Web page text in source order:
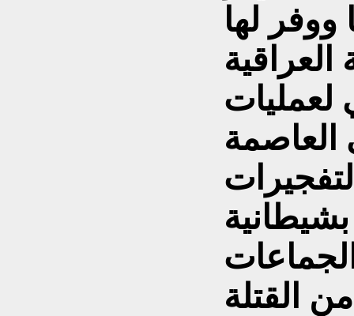
لها
لعمليات
العاصمة
القتلة